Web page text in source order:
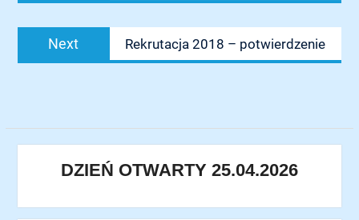
Next
Next
post:
Rekrutacja 2018 – potwierdzenie
DZIEŃ OTWARTY 25.04.2026